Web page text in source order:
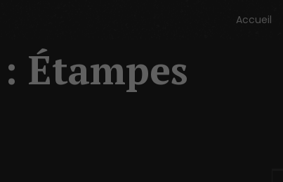
Accueil
Étampes